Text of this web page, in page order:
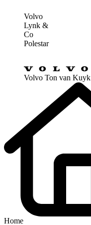
Volvo
Lynk &
Co
Polestar
Volvo Ton van Kuyk
Home